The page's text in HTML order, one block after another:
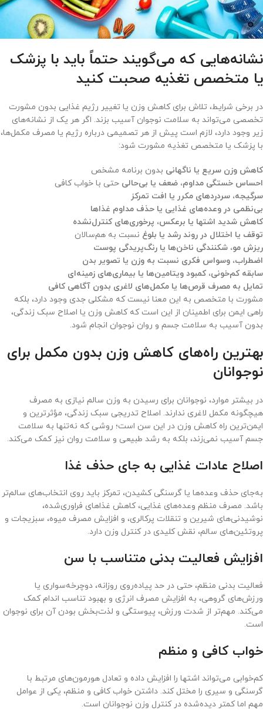
نشانه‌هایی که می‌گویند حتماً باید با پزشک
یا متخصص تغذیه صحبت کنید
در برخی شرایط، تلاش برای کاهش وزن یا تغییر رژیم غذایی بدون مشورت
تخصصی می‌تواند به سلامت نوجوان آسیب بزند. اگر هر یک از نشانه‌های
زیر وجود دارد، لازم است پیش از هر تصمیمی درباره رژیم یا مصرف مکمل‌ها،
با پزشک یا متخصص تغذیه مشورت شود:
کاهش وزن سریع یا ناگهانی بدون برنامه مشخص
احساس خستگی مداوم، ضعف یا بی‌حالی حتی با خواب کافی
سرگیجه، سردردهای مکرر یا افت تمرکز
بی‌نظمی در وعده‌های غذایی یا حذف مداوم غذاها
کاهش شدید اشتها یا برعکس، پرخوری‌های کنترل‌نشده
توقف یا اختلال در روند رشد یا بلوغ نسبت به هم‌سالان
ریزش مو، شکنندگی ناخن‌ها یا رنگ‌پریدگی پوست
اضطراب، وسواس فکری نسبت به وزن یا تصویر بدن
سابقه کم‌خونی، کمبود ویتامین‌ها یا بیماری‌های زمینه‌ای
تمایل به مصرف قرص‌ها یا مکمل‌های لاغری بدون آگاهی کافی
مشورت با متخصص به این معنا نیست که مشکلی جدی وجود دارد، بلکه
راهی ایمن برای اطمینان از این است که کاهش وزن یا اصلاح سبک زندگی،
بدون آسیب به سلامت جسم و روان نوجوان انجام شود.
بهترین راه‌های کاهش وزن بدون مکمل برای
نوجوانان
در بیشتر موارد، نوجوانان برای رسیدن به وزن سالم نیازی به مصرف
هیچگونه مکمل لاغری ندارند. اصلاح تدریجی سبک زندگی، مؤثرترین و
ایمن‌ترین راه کاهش وزن در این سن است؛ روشی که نه‌تنها به سلامت
جسم آسیب نمی‌زند، بلکه به رشد طبیعی و سلامت روان نیز کمک می‌کند.
اصلاح عادات غذایی به جای حذف غذا
به‌جای حذف وعده‌ها یا گرسنگی کشیدن، تمرکز باید روی انتخاب‌های سالم‌تر
باشد. مصرف منظم وعده‌های غذایی، کاهش غذاهای فراوری‌شده،
نوشیدنی‌های شیرین و تنقلات پرکالری، و افزایش مصرف میوه، سبزیجات و
پروتئین‌های سالم، نقش کلیدی در کنترل وزن دارد.
افزایش فعالیت بدنی متناسب با سن
فعالیت بدنی منظم، حتی در حد پیاده‌روی روزانه، دوچرخه‌سواری یا
ورزش‌های گروهی، به افزایش مصرف انرژی و بهبود تناسب اندام کمک
می‌کند. مهم‌تر از شدت ورزش، پیوستگی و لذت‌بخش بودن آن برای نوجوان
است.
خواب کافی و منظم
کم‌خوابی می‌تواند اشتها را افزایش داده و تعادل هورمون‌های مرتبط با
گرسنگی و سیری را مختل کند. داشتن خواب کافی و منظم، یکی از عوامل
مهم اما کمتر دیده‌شده در کنترل وزن نوجوانان است.